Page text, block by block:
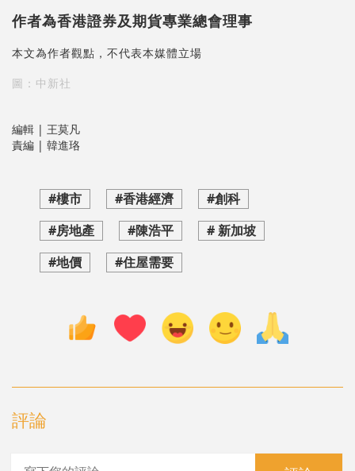
作者為香港證券及期貨專業總會理事
本文為作者觀點，不代表本媒體立場
圖：中新社
編輯 | 王莫凡
責編 | 韓進珞
#樓市 #香港經濟
#創科
#房地產
#陳浩平
# 新加坡
#地價
#住屋需要
評論